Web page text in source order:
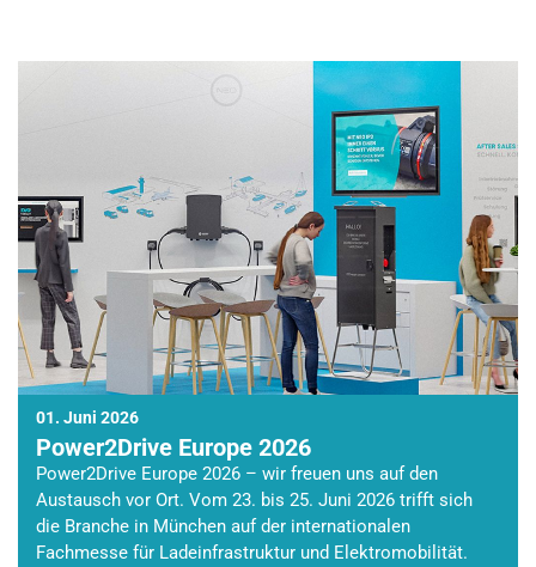
01. Juni 2026
Power2Drive Europe 2026
Power2Drive Europe 2026 – wir freuen uns auf den
Austausch vor Ort. Vom 23. bis 25. Juni 2026 trifft sich
die Branche in München auf der internationalen
Fachmesse für Ladeinfrastruktur und Elektromobilität.